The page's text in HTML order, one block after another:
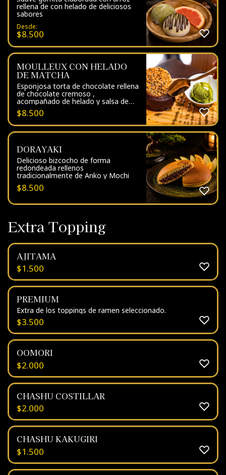
rellena de con helado de deliciosos
sabores
Desde:
$8.500
MOULLEUX CON HELADO
DE MATCHA
Esponjosa torta de chocolate rellena
de chocolate cremoso ,
acompañado de helado y salsa de
matcha ( Contiene trigo y huevo)
$8.500
DORAYAKI
Delicioso bizcocho de forma
redondeada rellenos
tradicionalmente de Anko y Mochi
$8.500
Extra Topping
AJITAMA
$1.500
PREMIUM
Extra de los toppings de ramen seleccionado.
$3.500
OOMORI
$2.000
CHASHU COSTILLAR
$2.000
CHASHU KAKUGIRI
$1.500